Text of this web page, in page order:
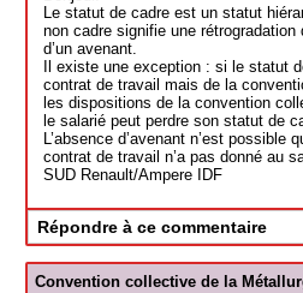
Le statut de cadre est un statut
non cadre signifie une
d’un avenant.
Il existe une exception : si le statut
contrat de travail mais de la
les dispositions de la convention
le salarié peut perdre son statut de
L’absence d’avenant n’est possible
contrat de travail n’a pas donné au
SUD Renault/Ampere IDF
Répondre à ce commentaire
Convention collective de la